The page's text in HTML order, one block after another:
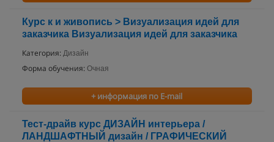
Курс к и живопись > Визуализация идей для
заказчика Визуализация идей для заказчика
Категория: Дизайн
Форма обучения: Очная
+ информация по E-mail
Тест-драйв курс ДИЗАЙН интерьера /
ЛАНДШАФТНЫЙ дизайн / ГРАФИЧЕСКИЙ